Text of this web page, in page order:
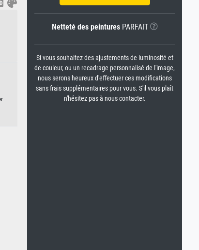
Netteté des peinturesPARFAIT
Si vous souhaitez des ajustements de luminosité et
de couleur, ou un recadrage personnalisé de l'image,
nous serons heureux d'effectuer ces modifications
sans frais supplémentaires pour vous. S'il vous plaît
n'hésitez pas à nous contacter.